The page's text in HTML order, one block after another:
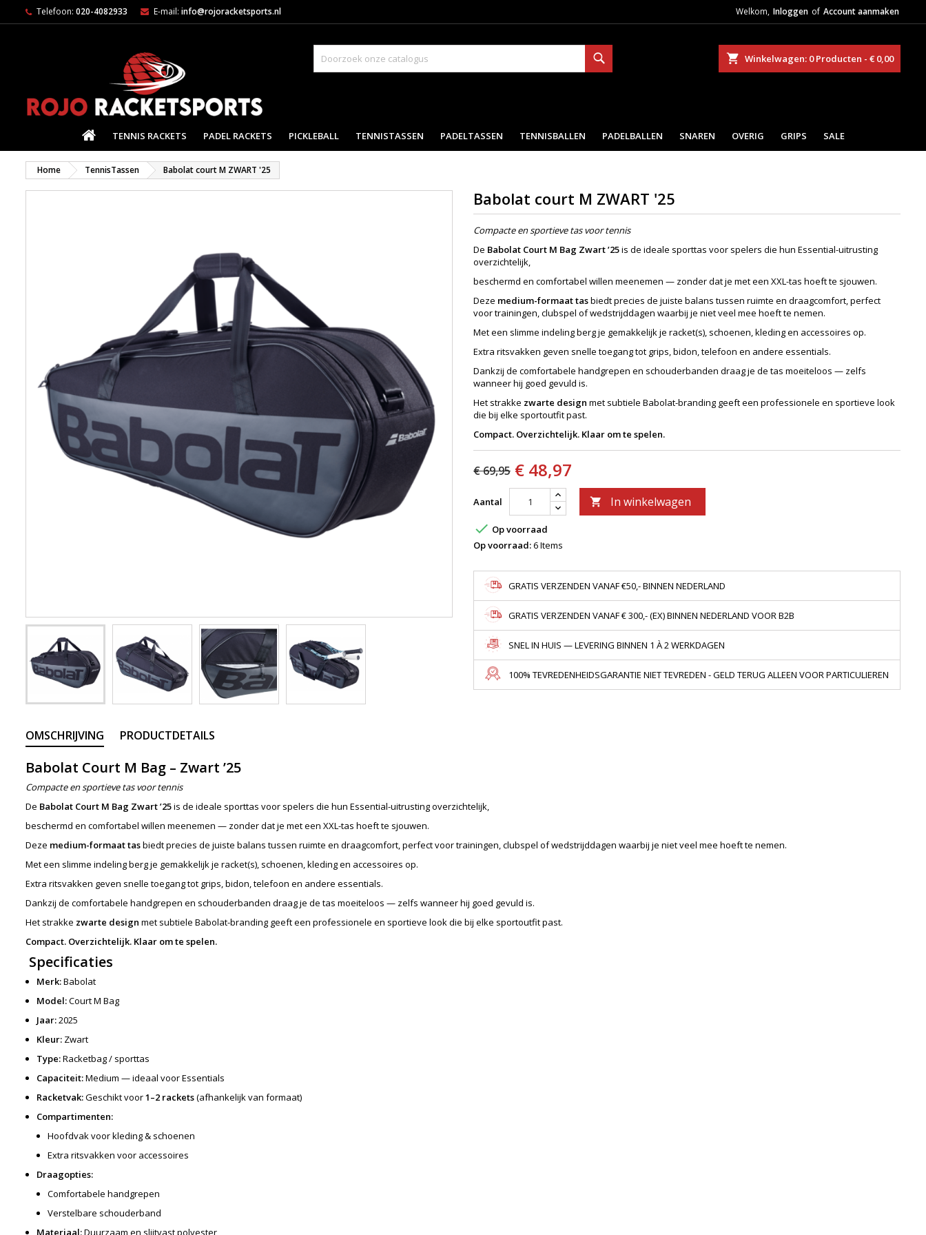
Telefoon: 020-4082933 E-mail: info@rojoracketsports.nl Welkom, Inloggen of Account aanmaken
Winkelwagen 0 Producten - € 0,00
HOMETENNIS RACKETS PADEL RACKETS PICKLEBALL TENNISTASSEN PADELTASSEN TENNISBALLEN PADELBALLEN SNAREN OVERIG GRIPS SALE
Home TennisTassen Babolat court M ZWART '25
Babolat court M ZWART '25
Compacte en sportieve tas voor tennis
De Babolat Court M Bag Zwart ’25is de ideale sporttas voor spelers die hun Essential-uitrusting
overzichtelijk,
beschermd en comfortabel willen meenemen — zonder dat je met een XXL-tas hoeft te sjouwen.
Deze medium-formaat tasbiedt precies de juiste balans tussen ruimte en draagcomfort, perfect
voor trainingen, clubspel of wedstrijddagen waarbij je niet veel mee hoeft te nemen.
Met een slimme indeling berg je gemakkelijk je racket(s), schoenen, kleding en accessoires op.
Extra ritsvakken geven snelle toegang tot grips, bidon, telefoon en andere essentials.
Dankzij de comfortabele handgrepen en schouderbanden draag je de tas moeiteloos — zelfs
wanneer hij goed gevuld is.
Het strakke zwarte design met subtiele Babolat-branding geeft een professionele en sportieve look
die bij elke sportoutfit past.
Compact. Overzichtelijk. Klaar om te spelen.
€ 69,95 € 48,97
Aantal  In winkelwagen
 Op voorraad
Op voorraad:6 Items
GRATIS VERZENDEN VANAF €50,- BINNEN NEDERLAND
GRATIS VERZENDEN VANAF € 300,- (EX) BINNEN NEDERLAND VOOR B2B
SNEL IN HUIS — LEVERING BINNEN 1 À 2 WERKDAGEN
100% TEVREDENHEIDSGARANTIE NIET TEVREDEN - GELD TERUG ALLEEN VOOR PARTICULIEREN
OMSCHRIJVING PRODUCTDETAILS
Babolat Court M Bag – Zwart ’25
Compacte en sportieve tas voor tennis
De Babolat Court M Bag Zwart ’25is de ideale sporttas voor spelers die hun Essential-uitrusting overzichtelijk,
beschermd en comfortabel willen meenemen — zonder dat je met een XXL-tas hoeft te sjouwen.
Deze medium-formaat tasbiedt precies de juiste balans tussen ruimte en draagcomfort, perfect voor trainingen, clubspel of wedstrijddagen waarbij je niet veel mee hoeft te nemen.
Met een slimme indeling berg je gemakkelijk je racket(s), schoenen, kleding en accessoires op.
Extra ritsvakken geven snelle toegang tot grips, bidon, telefoon en andere essentials.
Dankzij de comfortabele handgrepen en schouderbanden draag je de tas moeiteloos — zelfs wanneer hij goed gevuld is.
Het strakke zwarte design met subtiele Babolat-branding geeft een professionele en sportieve look die bij elke sportoutfit past.
Compact. Overzichtelijk. Klaar om te spelen.
Specificaties
Merk:Babolat
Model:Court M Bag
Jaar:2025
Kleur: Zwart
Type:Racketbag / sporttas
Capaciteit:Medium — ideaal voor Essentials
Racketvak:Geschikt voor1–2 rackets(afhankelijk van formaat)
Compartimenten:
Hoofdvak voor kleding & schoenen
Extra ritsvakken voor accessoires
Draagopties:
Comfortabele handgrepen
Verstelbare schouderband
Materiaal:Duurzaam en slijtvast polyester